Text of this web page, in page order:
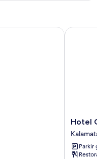
Hotel
Ostria
Hotel
Parkir
Hotel